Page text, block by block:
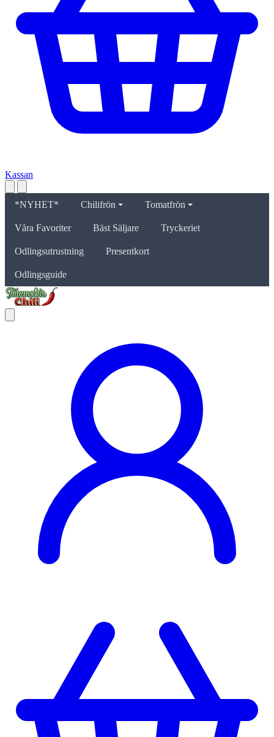
Kassan
*NYHET* Chilifrön Tomatfrön
Våra Favoriter Bäst Säljare Tryckeriet
Odlingsutrustning Presentkort
Odlingsguide